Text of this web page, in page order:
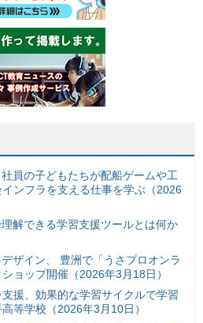
員の子どもたちが配船ゲームや工
ンフラを支える仕事を学ぶ（2026
理解できる学習支援ツールとは何か
ザイン、 豊洲で「うさプロオンラ
ョップ開催（2026年3月18日）
援、効果的な学習サイクルで学習
等学校（2026年3月10日）